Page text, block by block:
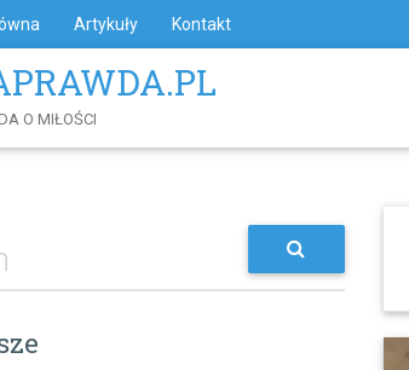
Artykuły Kontakt
O MIŁOŚCI